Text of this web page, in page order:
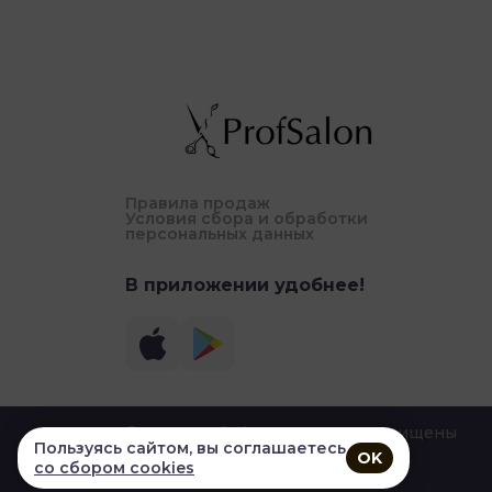
Правила продаж
Условия сбора и обработки
персональных данных
В приложении удобнее!
© 2026, Profsalon. Все права защищены
Пользуясь сайтом, вы соглашаетесь
со сбором cookies
OK